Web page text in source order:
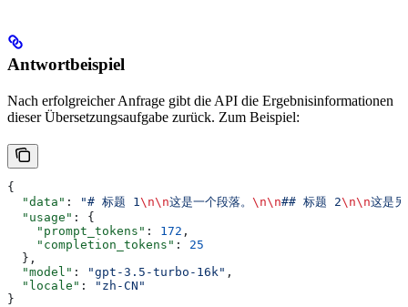
Antwortbeispiel
Nach erfolgreicher Anfrage gibt die API die Ergebnisinformationen
dieser Übersetzungsaufgabe zurück. Zum Beispiel:
{
  "data"
: "# 标题 1 \n\n这是一个段落。 \n\n## 标题 2\n\n这是
  "usage"
: {
    "prompt_tokens"
: 172 ,
    "completion_tokens"
: 25
  },
  "model"
: "gpt-3.5-turbo-16k" ,
  "locale"
:
"zh-CN"
}